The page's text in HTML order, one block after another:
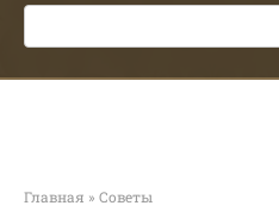
Поиск:
Главная » Советы